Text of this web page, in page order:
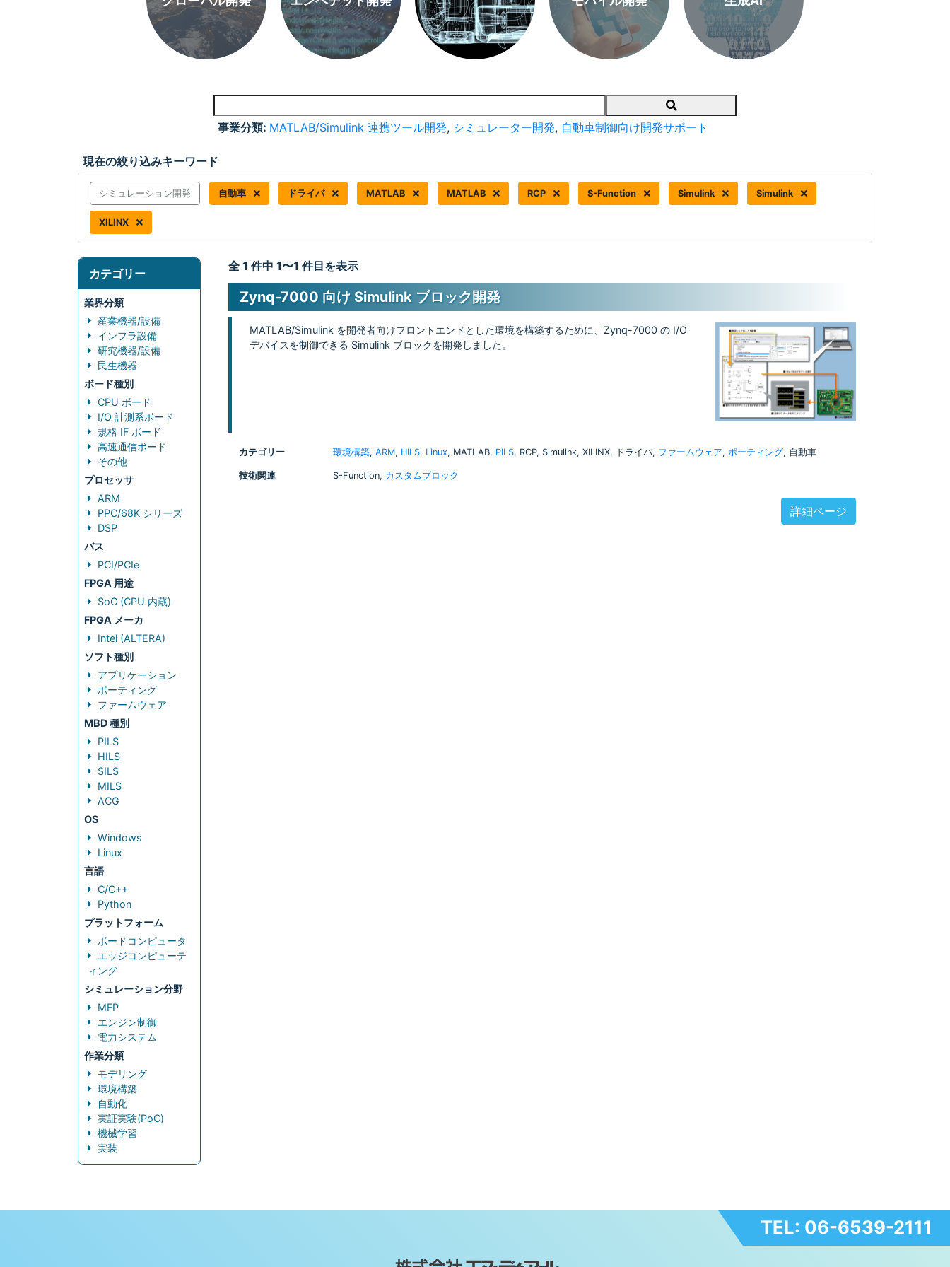
Search
事業分類: MATLAB/Simulink 連携ツール開発, シミュレーター開発, 自動車制御向け開発サポート
現在の絞り込みキーワード
シミュレーション開発 自動車 ドライバ MATLAB MATLAB RCP S-Function Simulink Simulink
XILINX
カテゴリー
業界分類
産業機器/設備
インフラ設備
研究機器/設備
民生機器
ボード種別
CPU ボード
I/O 計測系ボード
規格 IF ボード
高速通信ボード
その他
プロセッサ
ARM
PPC/68K シリーズ
DSP
バス
PCI/PCIe
FPGA 用途
SoC (CPU 内蔵)
FPGA メーカ
Intel (ALTERA)
ソフト種別
アプリケーション
ポーティング
ファームウェア
MBD 種別
PILS
HILS
SILS
MILS
ACG
OS
Windows
Linux
言語
C/C++
Python
プラットフォーム
ボードコンピュータ
エッジコンピューテ
ィング
シミュレーション分野
MFP
エンジン制御
電力システム
作業分類
モデリング
環境構築
自動化
実証実験(PoC)
機械学習
実装
全 1 件中 1〜1 件目を表示
Zynq-7000 向け Simulink ブロック開発
MATLAB/Simulink を開発者向けフロントエンドとした環境を構築するために、Zynq-7000 の I/O
デバイスを制御できる Simulink ブロックを開発しました。
カテゴリー 環境構築, ARM, HILS, Linux, MATLAB, PILS, RCP, Simulink, XILINX, ドライバ, ファームウェア, ポーティング, 自動車
技術関連 S-Function, カスタムブロック
詳細ページ
TEL: 06-6539-2111